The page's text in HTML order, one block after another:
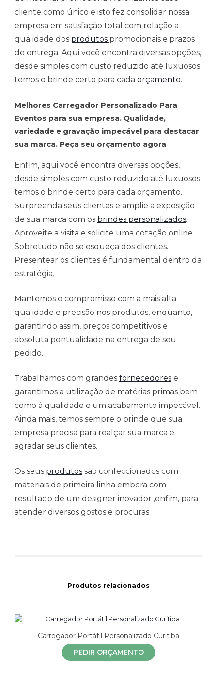
cliente como único e isto fez consolidar nossa
empresa em satisfação total com relação a
qualidade dos produtos promocionais e prazos
de entrega. Aqui você encontra diversas opções,
desde simples com custo reduzido até luxuosos,
temos o brinde certo para cada orçamento.
Melhores Carregador Personalizado Para
Eventos para sua empresa. Qualidade,
variedade e gravação impecável para destacar
sua marca. Peça seu orçamento agora
Enfim, aqui você encontra diversas opções,
desde simples com custo reduzido até luxuosos,
temos o brinde certo para cada orçamento.
Surpreenda seus clientes e amplie a exposição
de sua marca com os brindes personalizados.
Aproveite a visita e solicite uma cotação online.
Sobretudo não se esqueça dos clientes.
Presentear os clientes é fundamental dentro da
estratégia.
Mantemos o compromisso com a mais alta
qualidade e precisão nos produtos, enquanto,
garantindo assim, preços competitivos e
absoluta pontualidade na entrega de seu
pedido.
Trabalhamos com grandes fornecedores e
garantimos a utilização de matérias primas bem
como á qualidade e um acabamento impecável.
Ainda mais, temos sempre o brinde que sua
empresa precisa para realçar sua marca e
agradar seus clientes.
Os seus produtos são confeccionados com
materiais de primeira linha embora com
resultado de um designer inovador ,enfim, para
atender diversos gostos e procuras
Produtos relacionados
Carregador Portátil Personalizado Curitiba
PEDIR ORÇAMENTO